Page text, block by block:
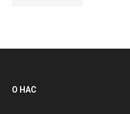
О НАС